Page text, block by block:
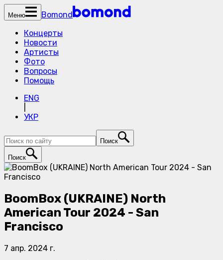
Меню
Bomond
Концерты
Новости
Артисты
Фото
Вопросы
Помощь
ENG
УКР
Поиск
Поиск
BoomBox (UKRAINE) North
American Tour 2024 - San
Francisco
7 апр. 2024 г.